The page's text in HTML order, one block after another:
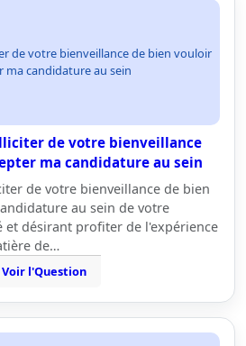
de votre bienveillance de bien vouloir
ma candidature au sein
de votre bienveillance
ma candidature au sein
de votre bienveillance de bien
au sein de votre
et désirant profiter de l'expérience
de…
Voir l'Question